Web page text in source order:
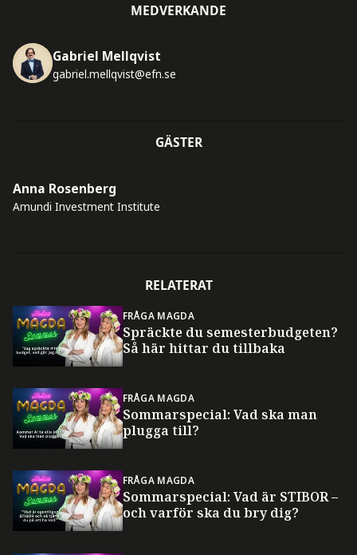
MEDVERKANDE
Gabriel Mellqvist
gabriel.mellqvist@efn.se
GÄSTER
Anna Rosenberg
Amundi Investment Institute
RELATERAT
FRÅGA MAGDA
Spräckte du semesterbudgeten?
Så här hittar du tillbaka
FRÅGA MAGDA
Sommarspecial: Vad ska man
plugga till?
FRÅGA MAGDA
Sommarspecial: Vad är STIBOR –
och varför ska du bry dig?